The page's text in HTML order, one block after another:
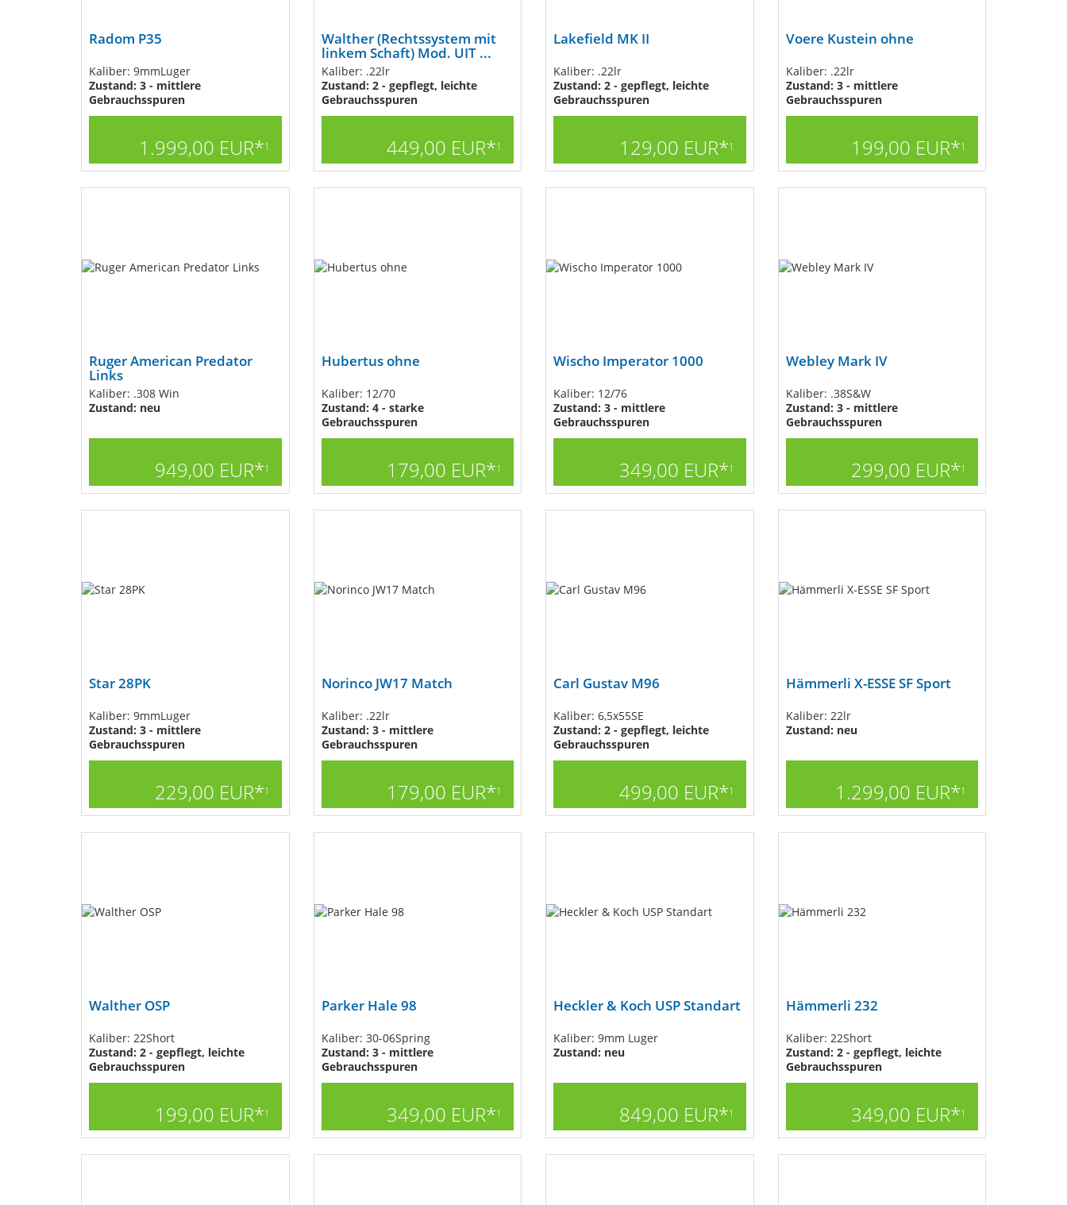
Radom P35
Kaliber: 9mmLuger
Zustand: 3 - mittlere
Gebrauchsspuren
1.999,00 EUR*1
Walther (Rechtssystem mit
linkem Schaft) Mod. UIT ...
Kaliber: .22lr
Zustand: 2 - gepflegt, leichte
Gebrauchsspuren
449,00 EUR*1
Lakefield MK II
Kaliber: .22lr
Zustand: 2 - gepflegt, leichte
Gebrauchsspuren
129,00 EUR*1
Voere Kustein ohne
Kaliber: .22lr
Zustand: 3 - mittlere
Gebrauchsspuren
199,00 EUR*1
Ruger American Predator
Links
Kaliber: .308 Win
Zustand: neu
949,00 EUR*1
Hubertus ohne
Kaliber: 12/70
Zustand: 4 - starke
Gebrauchsspuren
179,00 EUR*1
Wischo Imperator 1000
Kaliber: 12/76
Zustand: 3 - mittlere
Gebrauchsspuren
349,00 EUR*1
Webley Mark IV
Kaliber: .38S&W
Zustand: 3 - mittlere
Gebrauchsspuren
299,00 EUR*1
Star 28PK
Kaliber: 9mmLuger
Zustand: 3 - mittlere
Gebrauchsspuren
229,00 EUR*1
Norinco JW17 Match
Kaliber: .22lr
Zustand: 3 - mittlere
Gebrauchsspuren
179,00 EUR*1
Carl Gustav M96
Kaliber: 6,5x55SE
Zustand: 2 - gepflegt, leichte
Gebrauchsspuren
499,00 EUR*1
Hämmerli X-ESSE SF Sport
Kaliber: 22lr
Zustand: neu
1.299,00 EUR*1
Walther OSP
Kaliber: 22Short
Zustand: 2 - gepflegt, leichte
Gebrauchsspuren
199,00 EUR*1
Parker Hale 98
Kaliber: 30-06Spring
Zustand: 3 - mittlere
Gebrauchsspuren
349,00 EUR*1
Heckler & Koch USP Standart
Kaliber: 9mm Luger
Zustand: neu
849,00 EUR*1
Hämmerli 232
Kaliber: 22Short
Zustand: 2 - gepflegt, leichte
Gebrauchsspuren
349,00 EUR*1